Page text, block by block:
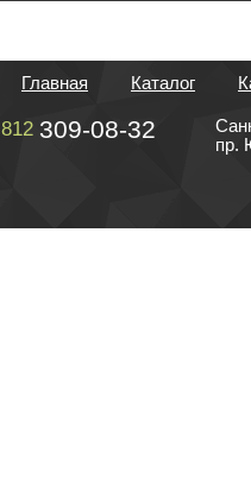
Главная Каталог
812 309-08-32
пр.